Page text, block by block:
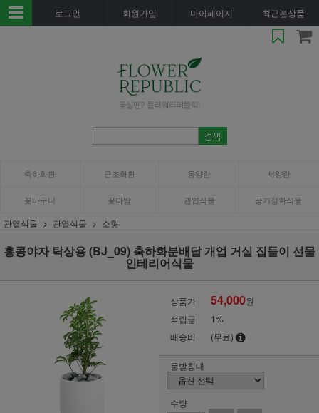
로그인 회원가입 마이페이지 최근본상품
축하화환 근조화환 동양란 서양란
꽃바구니 꽃다발 관엽식물 공기정화식물
관엽식물 관엽식물 소형
홍콩야자 탁상용 (BJ_09) 축하화분배달 개업 거실 집들이 선물
인테리어식물
상품가 54,000원
적립금
1%
배송비
(무료)
물받침대
수량